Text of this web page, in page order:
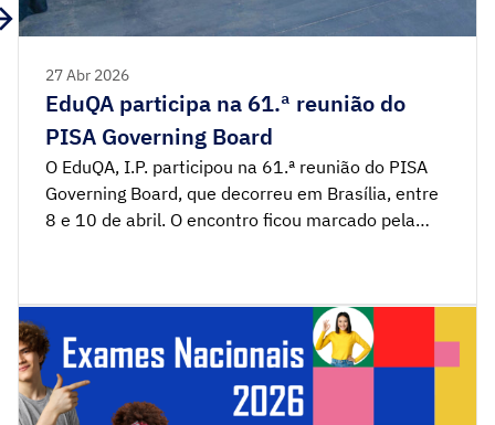
27 Abr 2026
EduQA participa na 61.ª reunião do
PISA Governing Board
O EduQA, I.P. participou na 61.ª reunião do PISA
Governing Board, que decorreu em Brasília, entre
8 e 10 de abril. O encontro ficou marcado pela
Presidente do Conselho Diretivo do EduQA, Luís
Pereira dos Santos, para a Vogal do Conselho
Diretivo, […]